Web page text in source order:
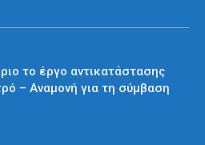
το έργο αντικατάστασης
– Αναμονή για τη σύμβαση